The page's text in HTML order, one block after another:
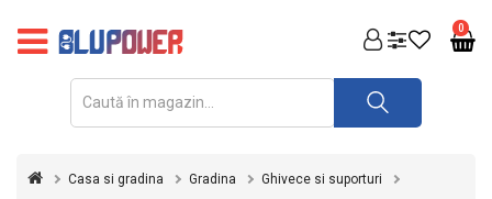
0
FOTOVOLTAICE
REDRESOARE
Casa si gradina Gradina Ghivece si suporturi